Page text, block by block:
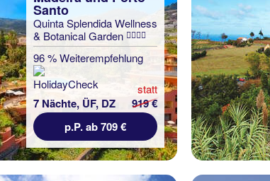
Santo
Quinta Splendida Wellness
& Botanical Garden
96 % Weiterempfehlung
7 Nächte, ÜF, DZ
statt
919 €
p.P. ab 709 €